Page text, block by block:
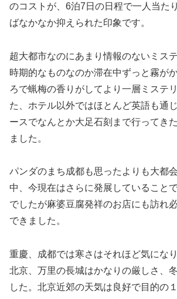
のコストが、6泊7日の日程で一人当た
ばなかなか抑えられた印象です。
超大都市なのにあまり情報のないミス
時期的なものなのか滞在中ずっと霧が
ろで蝋梅の香りがしてより一層ミステ
た、ホテル以外ではほとんど英語も通
ースでなんとか大足石刻まで行ってき
ました。
パンダのまち成都も思ったよりも大都
中、今現在はさらに発展していること
でしたが麻婆豆腐発祥のお店にも訪れ
できました。
重慶、成都では寒さはそれほど気にな
北京、万里の長城はかなりの厳しさ、
した。北京近郊の天気は良好で目的の